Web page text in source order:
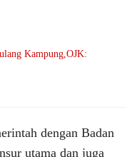
Kampung,OJK:
dengan Badan
utama dan juga